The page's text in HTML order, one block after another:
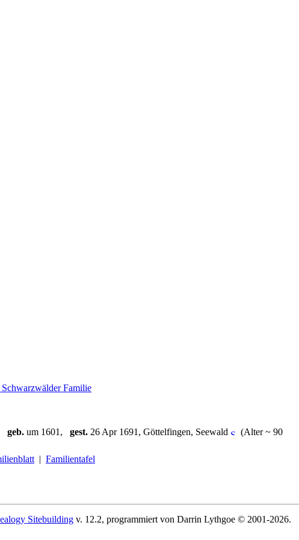
Familie
geb. um 1601, gest. 26 Apr 1691, Göttelfingen, Seewald
(Alter ~ 90
| Familientafel
Sitebuilding v. 12.2, programmiert von Darrin Lythgoe © 2001-2026.